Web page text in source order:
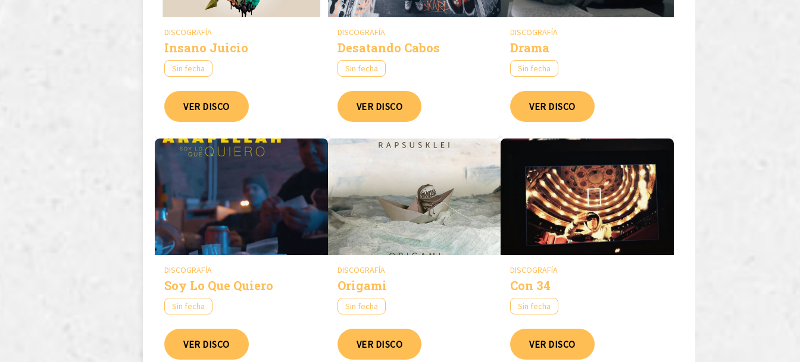
DISCOGRAFÍA
Insano Juicio
Sin fecha
VER DISCO
DISCOGRAFÍA
Desatando Cabos
Sin fecha
VER DISCO
DISCOGRAFÍA
Drama
Sin fecha
VER DISCO
DISCOGRAFÍA
Soy Lo Que Quiero
Sin fecha
VER DISCO
DISCOGRAFÍA
Origami
Sin fecha
VER DISCO
DISCOGRAFÍA
Con 34
Sin fecha
VER DISCO